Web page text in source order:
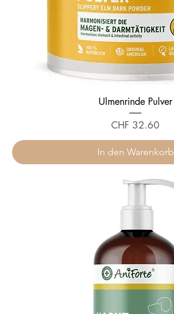
Ulmenrinde Pulver
Preis
CHF 32.60
In den Warenkorb